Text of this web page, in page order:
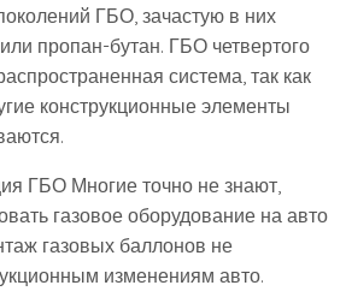
ГБО, зачастую в них
пропан-бутан. ГБО четвертого
система, так как
конструкционные элементы
ГБО Многие точно не знают,
газовое оборудование на авто
газовых баллонов не
изменениям авто.